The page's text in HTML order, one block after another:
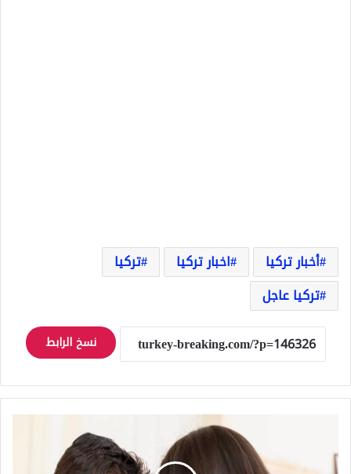
أخبار تركيا اخبار تركيا
تركيا
تركيا عاجل
نسخ الرابط
الأخبار